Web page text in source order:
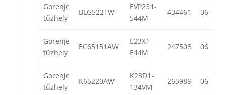
Gorenje
tűzhely
BLG5221W
EVP231-
544M
434461 06
Gorenje
tűzhely
EC65151AW
E23X1-
E44M
247508 06
Gorenje
tűzhely
K65220AW
K23D1-
134VM
265989 06